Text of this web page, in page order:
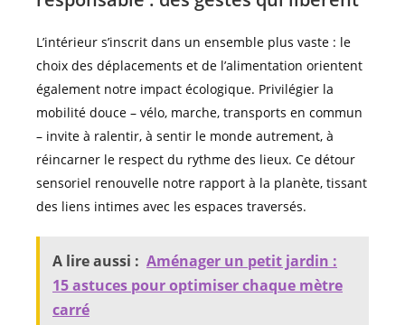
L’intérieur s’inscrit dans un ensemble plus vaste : le
choix des déplacements et de l’alimentation orientent
également notre impact écologique. Privilégier la
mobilité douce – vélo, marche, transports en commun
– invite à ralentir, à sentir le monde autrement, à
réincarner le respect du rythme des lieux. Ce détour
sensoriel renouvelle notre rapport à la planète, tissant
des liens intimes avec les espaces traversés.
A lire aussi : Aménager un petit jardin :
15 astuces pour optimiser chaque mètre
carré